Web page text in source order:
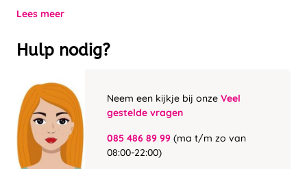
Lees meer
Hulp nodig?
Neem een kijkje bij onze Veel
gestelde vragen
085 486 89 99 (ma t/m zo van
08:00-22:00)